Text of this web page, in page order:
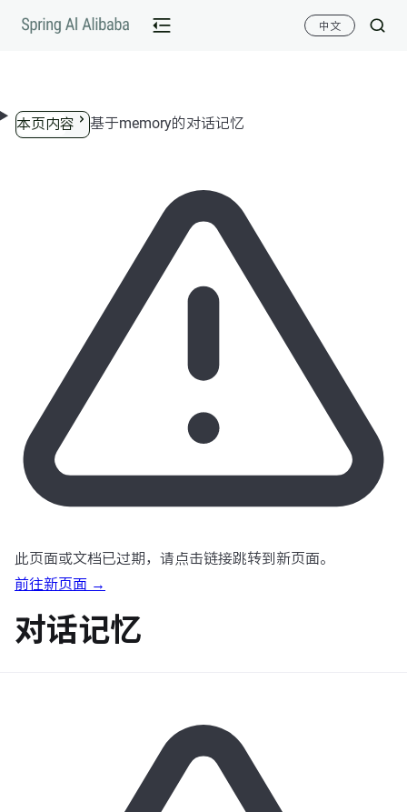
跳转到内容 中文
本页内容 基于memory的对话记忆
此页面或文档已过期，请点击链接跳转到新页面。
前往新页面 →
对话记忆